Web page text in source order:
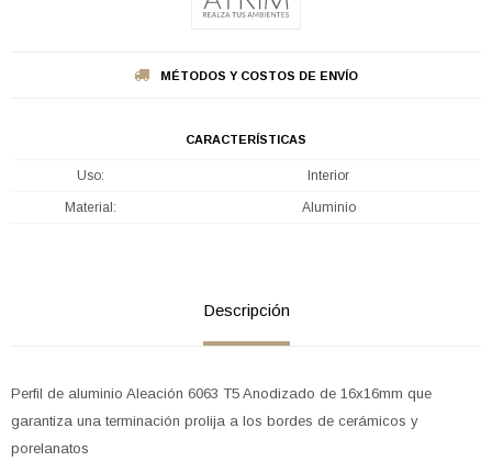
MÉTODOS Y COSTOS DE ENVÍO
CARACTERÍSTICAS
Uso Interior
Material Aluminio
Descripción
Perfil de aluminio Aleación 6063 T5 Anodizado de 16x16mm que
garantiza una terminación prolija a los bordes de cerámicos y
porelanatos